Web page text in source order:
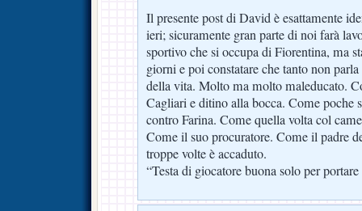
Il presente post di David è esattamente
ieri; sicuramente gran parte di noi farà
sportivo che si occupa di Fiorentina, ma
giorni e poi constatare che tanto non
della vita. Molto ma molto maleducato.
Cagliari e ditino alla bocca. Come poche
contro Farina. Come quella volta col
Come il suo procuratore. Come il padre
troppe volte è accaduto.
“Testa di giocatore buona solo per